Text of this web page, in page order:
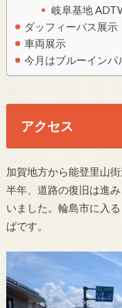
岐阜基地
ダッフィーバス展示
車両展示
今月はブルーインパ
アクセス
加賀地方から能登里山
半年、道路の復旧は進
いました。輪島市に入
ばです。